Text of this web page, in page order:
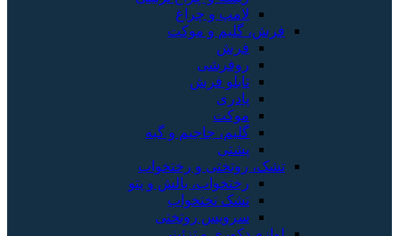
لامپ و چراغ
فرش، گلیم و موکت
فرش
روفرشی
تابلو فرش
پادری
موکت
گلیم، جاجیم و گبه
پشتی
تشک، روتختی و رختخواب
رختخواب، بالش و پتو
تشک تختخواب
سرویس روتختی